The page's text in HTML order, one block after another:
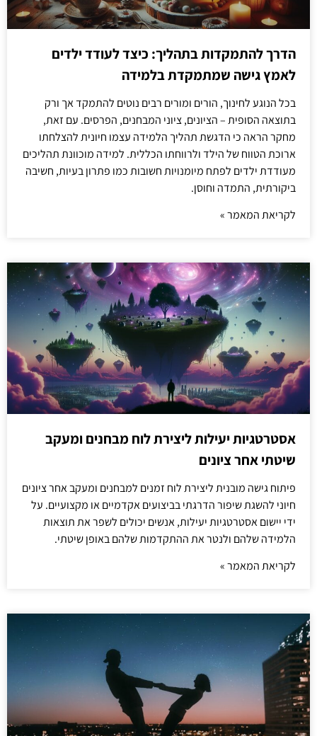
הדרך להתמקדות בתהליך: כיצד לעודד ילדים
לאמץ גישה שמתמקדת בלמידה
בכל הנוגע לחינוך, הורים ומורים רבים נוטים להתמקד אך ורק
בתוצאה הסופית – הציונים, ציוני המבחנים, הפרסים. עם זאת,
מחקר הראה כי הדגשת תהליך הלמידה עצמו חיונית להצלחתו
ארוכת הטווח של הילד ולרווחתו הכללית. למידה מוכוונת תהליכים
מעודדת ילדים לפתח מיומנויות חשובות כמו פתרון בעיות, חשיבה
ביקורתית, התמדה וחוסן.
לקריאת המאמר »
אסטרטגיות יעילות ליצירת לוח מבחנים ומעקב
שיטתי אחר ציונים
פיתוח גישה מובנית ליצירת לוח זמנים למבחנים ומעקב אחר ציונים
חיוני להשגת שיפור הדרגתי בביצועים אקדמיים או מקצועיים. על
ידי יישום אסטרטגיות יעילות, אנשים יכולים לשפר את תוצאות
הלמידה שלהם ולנטר את ההתקדמות שלהם באופן שיטתי.
לקריאת המאמר »